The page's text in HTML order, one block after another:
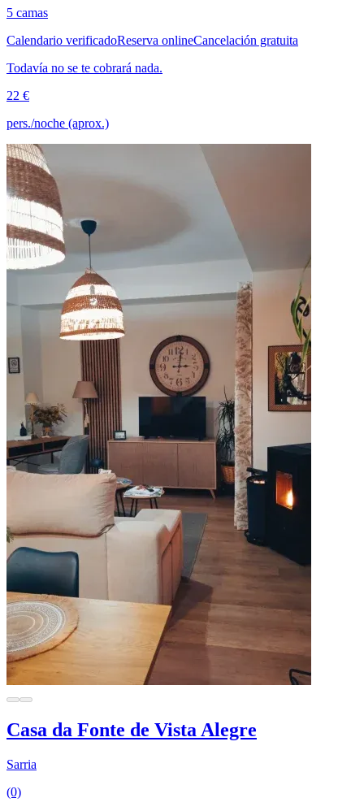
5 camas
Calendario verificadoReserva onlineCancelación gratuita
Todavía no se te cobrará nada.
22 €
pers./noche (aprox.)
Casa da Fonte de Vista Alegre
Sarria
(0)